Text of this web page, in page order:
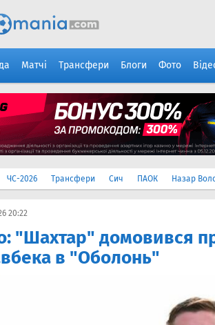
Матчі Трансфери Блоги Фото
ЧС-2026 Трансфери Сич ПАОК Назар
20:22
"Шахтар" домовився
в "Оболонь"